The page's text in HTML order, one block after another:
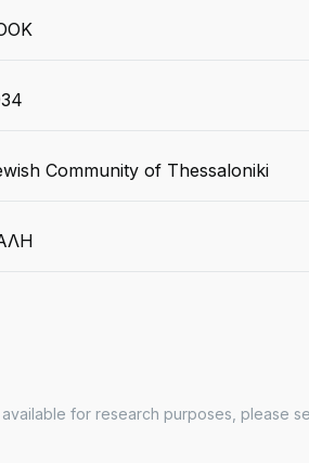
Community of Thessaloniki
for research purposes, please